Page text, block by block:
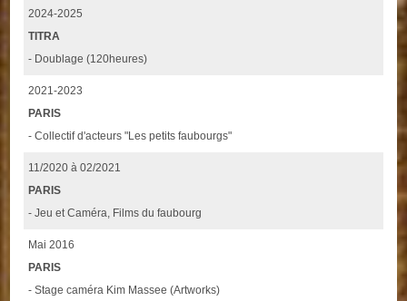
2024-2025
TITRA
- Doublage (120heures)
2021-2023
PARIS
- Collectif d'acteurs "Les petits faubourgs"
11/2020 à 02/2021
PARIS
- Jeu et Caméra, Films du faubourg
Mai 2016
PARIS
- Stage caméra Kim Massee (Artworks)